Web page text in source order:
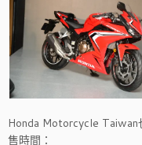
Honda Motorcycle
售時間：